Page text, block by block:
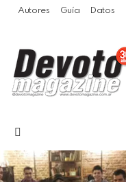
Autores Guía Datos
LATEST
STORIES